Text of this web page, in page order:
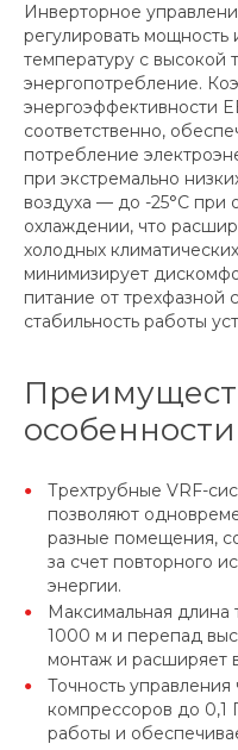
Инверторное
регулировать
температуру с высокой
энергопотребление.
энергоэффективности
соответственно,
потребление
при экстремально
воздуха — до -25°C при
охлаждении, что
холодных
минимизирует
питание от трехфазной
стабильность работы
особенности
Трехтрубные VRF-
позволяют
разные помещения,
за счет повторного
энергии.
Максимальная длина
1000 м и перепад
монтаж и расширяет
Точность
компрессоров до 0,1
работы и